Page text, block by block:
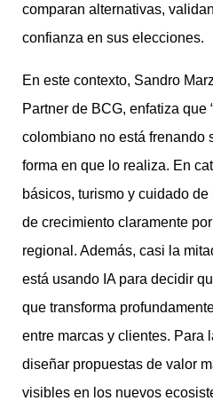
comparan alternativas,
confianza en sus elecciones.
En este contexto, Sandro
Partner de BCG, enfatiza que
colombiano no está frenando
forma en que lo realiza. En
básicos, turismo y cuidado
de crecimiento claramente
regional. Además, casi la
está usando IA para decidir
que transforma
entre marcas y clientes. Para
diseñar propuestas de valor
visibles en los nuevos